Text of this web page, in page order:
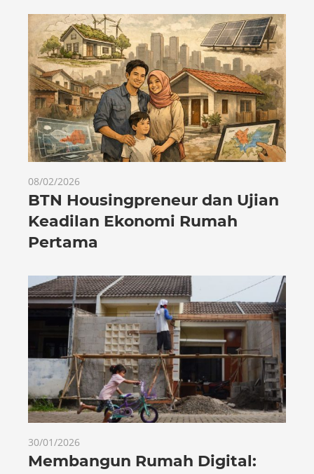
08/02/2026
BTN Housingpreneur dan Ujian
Keadilan Ekonomi Rumah
Pertama
30/01/2026
Membangun Rumah Digital: